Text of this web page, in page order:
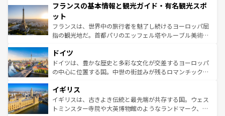
ませてくれるイタリアで、忘れられない旅をしてみよう！
なお、新着のイタリア情報は
しい。
文化が根付くこの国では、情熱的なフラメンコ、熱気あふ
れる闘牛、そして美味しいタパスが生活の一部となってい
る。首都マドリードの洗練された雰囲気や、バルセロナの
アートに溢れた街角から、地方では古代ローマ遺跡や中世
せる。地方によって風土や気候が異なるスペインはその個
性で訪れる人を魅了する。 なお、新着のスペイン情報は コ
ンテンツ一覧を参照してほしい。
フランスの基本情報と観光ガイド・有名観光スポ
ット
フランスは、世界中の旅行者を魅了し続けるヨーロッパ屈
指の観光地だ。首都パリのエッフェル塔やルーブル美術館
で、幅広い魅力が詰まっている。華麗な宮殿、歴史的な大
聖堂、美しいビーチ、そして豊かな自然が、訪れる者を心
から魅了する。また、フランスは美食の国としても知ら
いる。シャンパンの発祥地であるランス、プロヴァンスの
香り高いラベンダー畑など、多彩な楽しみ方が可能だ。さ
らに、パリ以外の地域にも魅力が溢れており、どの街角に
ドイツ
ドイツは、豊かな歴史と多彩な文化が交差するヨーロッパ
の中心に位置する国。中世の街並みが残るロマンチック街
顔を持つこの国は、どこを歩いても飽きることがない。ベ
ルリンの文化的活気、バイエルン州のアルプスの絶景、そ
してライン川沿いのワイン畑といった風景は必見。ビール
イギリス
イギリスは、古きよき伝統と最先端が共存する国。ウェス
トミンスター寺院や大英博物館のようなランドマーク、歴